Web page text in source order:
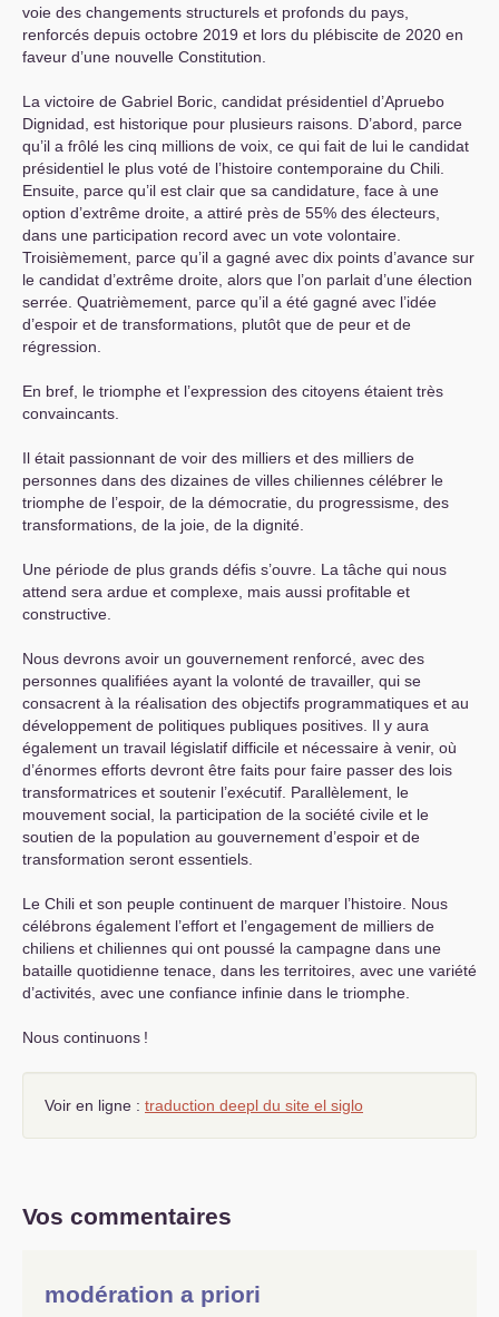
voie des changements structurels et profonds du pays,
renforcés depuis octobre 2019 et lors du plébiscite de 2020 en
faveur d’une nouvelle Constitution.
La victoire de Gabriel Boric, candidat présidentiel d’Apruebo
Dignidad, est historique pour plusieurs raisons. D’abord, parce
qu’il a frôlé les cinq millions de voix, ce qui fait de lui le candidat
présidentiel le plus voté de l’histoire contemporaine du Chili.
Ensuite, parce qu’il est clair que sa candidature, face à une
option d’extrême droite, a attiré près de 55% des électeurs,
dans une participation record avec un vote volontaire.
Troisièmement, parce qu’il a gagné avec dix points d’avance sur
le candidat d’extrême droite, alors que l’on parlait d’une élection
serrée. Quatrièmement, parce qu’il a été gagné avec l’idée
d’espoir et de transformations, plutôt que de peur et de
régression.
En bref, le triomphe et l’expression des citoyens étaient très
convaincants.
Il était passionnant de voir des milliers et des milliers de
personnes dans des dizaines de villes chiliennes célébrer le
triomphe de l’espoir, de la démocratie, du progressisme, des
transformations, de la joie, de la dignité.
Une période de plus grands défis s’ouvre. La tâche qui nous
attend sera ardue et complexe, mais aussi profitable et
constructive.
Nous devrons avoir un gouvernement renforcé, avec des
personnes qualifiées ayant la volonté de travailler, qui se
consacrent à la réalisation des objectifs programmatiques et au
développement de politiques publiques positives. Il y aura
également un travail législatif difficile et nécessaire à venir, où
d’énormes efforts devront être faits pour faire passer des lois
transformatrices et soutenir l’exécutif. Parallèlement, le
mouvement social, la participation de la société civile et le
soutien de la population au gouvernement d’espoir et de
transformation seront essentiels.
Le Chili et son peuple continuent de marquer l’histoire. Nous
célébrons également l’effort et l’engagement de milliers de
chiliens et chiliennes qui ont poussé la campagne dans une
bataille quotidienne tenace, dans les territoires, avec une variété
d’activités, avec une confiance infinie dans le triomphe.
Nous continuons !
Voir en ligne : traduction deepl du site el siglo
Vos commentaires
modération a priori